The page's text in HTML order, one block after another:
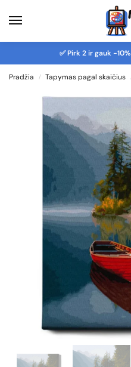
✅ Pirk 2 ir gauk -
Pradžia / Tapymas pagal skaičius